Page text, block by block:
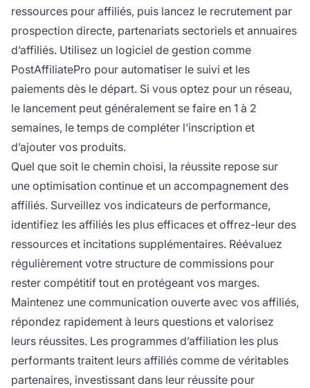
ressources pour affiliés, puis lancez le recrutement par
prospection directe, partenariats sectoriels et annuaires
d’affiliés. Utilisez un logiciel de gestion comme
PostAffiliatePro pour automatiser le suivi et les
paiements dès le départ. Si vous optez pour un réseau,
le lancement peut généralement se faire en 1 à 2
semaines, le temps de compléter l’inscription et
d’ajouter vos produits.
Quel que soit le chemin choisi, la réussite repose sur
une optimisation continue et un accompagnement des
affiliés. Surveillez vos indicateurs de performance,
identifiez les affiliés les plus efficaces et offrez-leur des
ressources et incitations supplémentaires. Réévaluez
régulièrement votre structure de commissions pour
rester compétitif tout en protégeant vos marges.
Maintenez une communication ouverte avec vos affiliés,
répondez rapidement à leurs questions et valorisez
leurs réussites. Les programmes d’affiliation les plus
performants traitent leurs affiliés comme de véritables
partenaires, investissant dans leur réussite pour